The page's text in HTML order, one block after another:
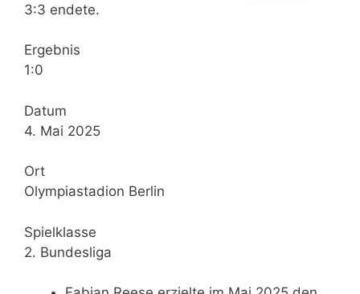
3:3 endete.
Ergebnis
1:0
Datum
4. Mai 2025
Ort
Olympiastadion Berlin
Spielklasse
2. Bundesliga